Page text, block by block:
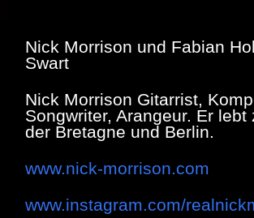
Nick Morrison und Fabian
Swart
Nick Morrison Gitarrist,
Songwriter, Arangeur. Er lebt
der Bretagne und Berlin.
www.nick-morrison.com
www.instagram.com/